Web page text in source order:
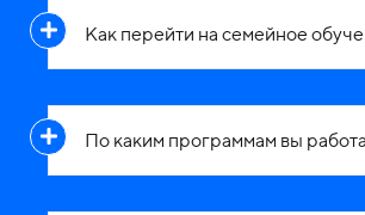
Как перейти на семейное
По каким программам вы